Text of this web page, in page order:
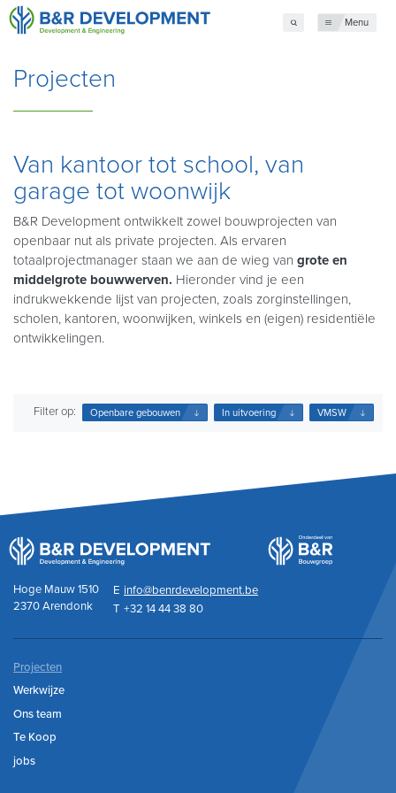
Menu
Projecten
Van kantoor tot school, van
garage tot woonwijk
B&R Development ontwikkelt zowel bouwprojecten van
openbaar nut als private projecten. Als ervaren
totaalprojectmanager staan we aan de wieg van grote en
middelgrote bouwwerven. Hieronder vind je een
indrukwekkende lijst van projecten, zoals zorginstellingen,
scholen, kantoren, woonwijken, winkels en (eigen) residentiële
ontwikkelingen.
Filter op: Openbare gebouwen In uitvoering VMSW
Hoge Mauw 1510
2370 Arendonk
E info@benrdevelopment.be
T +32 14 44 38 80
Projecten
Werkwijze
Ons team
Te Koop
jobs